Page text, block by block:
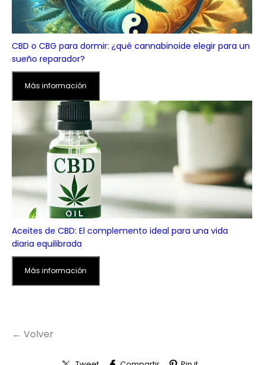
CBD o CBG para dormir: ¿qué cannabinoide elegir para un
sueño reparador?
Más información
Aceites de CBD: El complemento ideal para una vida
diaria equilibrada
Más información
← Volver